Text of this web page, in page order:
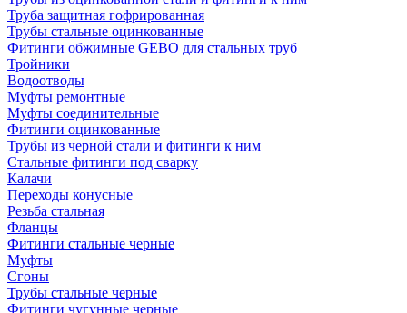
Труба защитная гофрированная
Трубы стальные оцинкованные
Фитинги обжимные GEBO для стальных труб
Тройники
Водоотводы
Муфты ремонтные
Муфты соединительные
Фитинги оцинкованные
Трубы из черной стали и фитинги к ним
Стальные фитинги под сварку
Калачи
Переходы конусные
Резьба стальная
Фланцы
Фитинги стальные черные
Муфты
Сгоны
Трубы стальные черные
Фитинги чугунные черные